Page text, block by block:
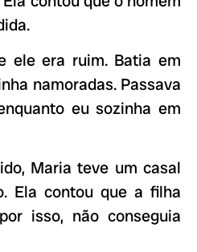
ele era ruim. Batia em
namoradas. Passava
eu sozinha em
Maria teve um casal
Ela contou que a filha
isso, não conseguia